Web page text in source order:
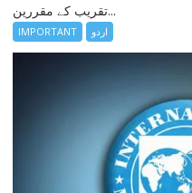
تقریب کے مقررین...
IMPORTANT اردو